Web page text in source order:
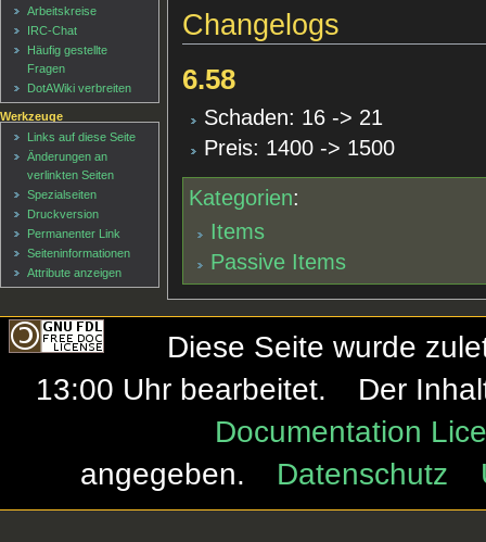
Changelogs
6.58
Schaden: 16 -> 21
Preis: 1400 -> 1500
Kategorien:
Items
Passive Items
Arbeitskreise
IRC-Chat
Häufig gestellte
Fragen
DotAWiki verbreiten
Werkzeuge
Links auf diese Seite
Änderungen an
verlinkten Seiten
Spezialseiten
Druckversion
Permanenter Link
Seiten­informationen
Attribute anzeigen
Diese Seite wurde
13:00 Uhr bearbeitet.
Der
Documentation
angegeben.
Datenschutz